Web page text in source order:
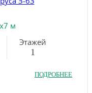
м
Этажей
1
ПОДРОБНЕЕ